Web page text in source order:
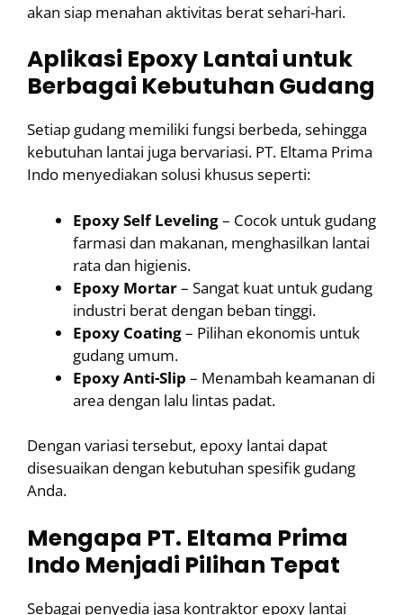
akan siap menahan aktivitas berat sehari-hari.
Aplikasi Epoxy Lantai untuk
Berbagai Kebutuhan Gudang
Setiap gudang memiliki fungsi berbeda, sehingga
kebutuhan lantai juga bervariasi. PT. Eltama Prima
Indo menyediakan solusi khusus seperti:
Epoxy Self Leveling– Cocok untuk gudang
farmasi dan makanan, menghasilkan lantai
rata dan higienis.
Epoxy Mortar– Sangat kuat untuk gudang
industri berat dengan beban tinggi.
Epoxy Coating– Pilihan ekonomis untuk
gudang umum.
Epoxy Anti-Slip – Menambah keamanan di
area dengan lalu lintas padat.
Dengan variasi tersebut, epoxy lantai dapat
disesuaikan dengan kebutuhan spesifik gudang
Anda.
Mengapa PT. Eltama Prima
Indo Menjadi Pilihan Tepat
Sebagai penyedia jasa kontraktor epoxy lantai